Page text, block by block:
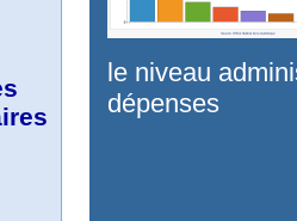
le niveau
dépenses